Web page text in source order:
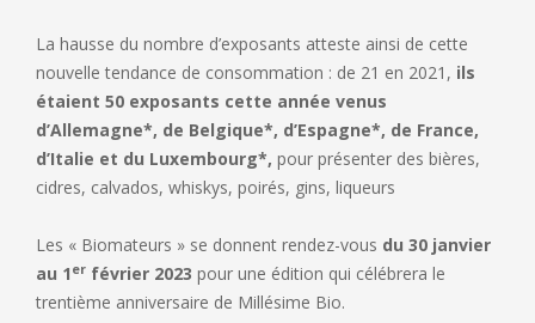
La hausse du nombre d’exposants atteste ainsi de cette
nouvelle tendance de consommation : de 21 en 2021, ils
étaient 50 exposants cette année venus
d’Allemagne*, de Belgique*, d’Espagne*, de France,
d’Italie et du Luxembourg*, pour présenter des bières,
cidres, calvados, whiskys, poirés, gins, liqueurs
Les « Biomateurs » se donnent rendez-vous du 30 janvier
au 1 er février 2023 pour une édition qui célébrera le
trentième anniversaire de Millésime Bio.